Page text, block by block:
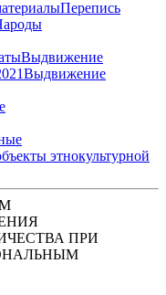
Перепись
Выдвижение
Выдвижение
этнокультурной
ПРИ